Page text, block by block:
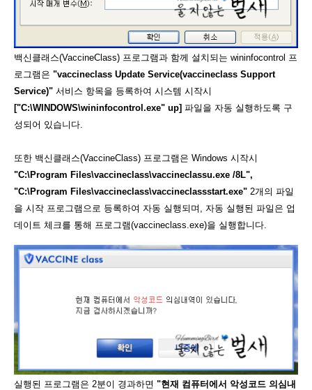
백신클래스(VaccineClass) 프로그램과 함께 설치되는 wininfocontrol 프
로그램은 "vaccineclass Update Service(vaccineclass Support
Service)" 서비스 항목을 등록하여 시스템 시작시
["C:\WINDOWS\wininfocontrol.exe" up] 파일을 자동 실행하도록 구
성되어 있습니다.
또한 백신클래스(VaccineClass) 프로그램은 Windows 시작시
"C:\Program Files\vaccineclass\vaccineclassu.exe /8L",
"C:\Program Files\vaccineclass\vaccineclassstart.exe" 2개의 파일
을 시작 프로그램으로 등록하여 자동 실행되며, 자동 실행된 파일은 업
데이트 체크를 통해 프로그램(vaccineclass.exe)을 실행합니다.
실행된 프로그램은 2분이 경과하면 "현재 컴퓨터에서 악성코드 의심내